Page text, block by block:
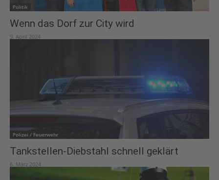
Politik
Wenn das Dorf zur City wird
9. April 2024
Polizei / Feuerwehr
Tankstellen-Diebstahl schnell geklärt
6. März 2024